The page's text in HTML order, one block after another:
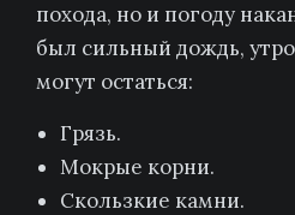
похода, но и погоду
был сильный дождь,
могут остаться:
Грязь.
Мокрые корни.
Скользкие камни.